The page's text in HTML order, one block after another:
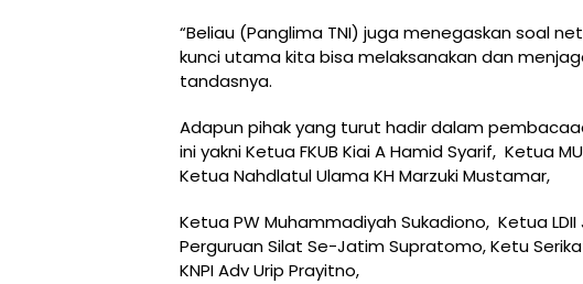
“Beliau (Panglima TNI) juga menegaskan soal
kunci utama kita bisa melaksanakan dan
tandasnya.
Adapun pihak yang turut hadir dalam
ini yakni Ketua FKUB Kiai A Hamid Syarif, Ketua
Ketua Nahdlatul Ulama KH Marzuki Mustamar,
Ketua PW Muhammadiyah Sukadiono, Ketua
Perguruan Silat Se-Jatim Supratomo, Ketu
KNPI Adv Urip Prayitno,